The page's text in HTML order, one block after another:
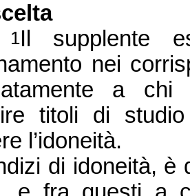
1Il supplente
nei
a
titoli di
l’idoneità.
di idoneità, è